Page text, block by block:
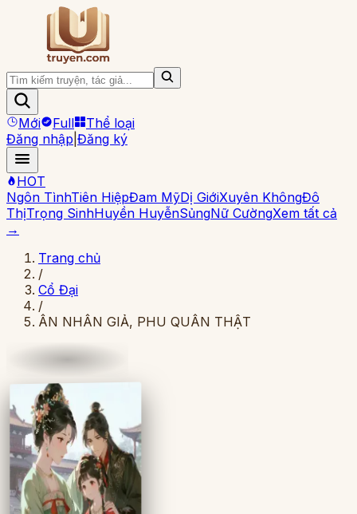
Mới Full
Thể loại
Đăng nhập Đăng ký
HOT
Ngôn TìnhTiên HiệpĐam MỹDị GiớiXuyên KhôngĐô
ThịTrọng SinhHuyền HuyễnSủngNữ CườngXem tất cả
→
Trang chủ
/
Cổ Đại
/
ÂN NHÂN GIẢ, PHU QUÂN THẬT